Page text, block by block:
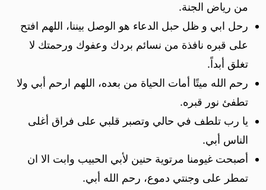
من رياض الجنة.
رحل ابي و ظل حبل الدعاء هو الوصل بيننا، اللهم افتح
على قبره نافذة من نسائم بردك وعفوك ورحمتك لا
تغلق أبداً.
رحم الله ميتًا أمات الحياة من بعده، اللهم ارحم أبي ولا
تطفئ نور قبره.
يا رب تلطف في حالي وتصبر قلبي على فراق أغلى
الناس أبي.
أصبحت غيومنا مرتوية حنين لأبي الحبيب وابت الا ان
تمطر على وجنتي دموع، رحم الله أبي.